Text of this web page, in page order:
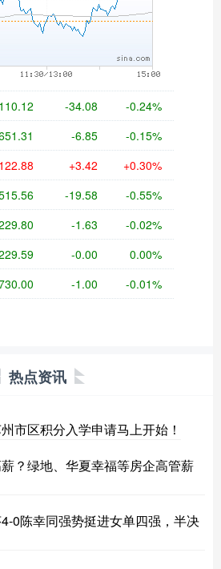
-34.08 -0.24%
-6.85 -0.15%
+3.42 +0.30%
-19.58 -0.55%
-1.63 -0.02%
-0.00 0.00%
-1.00 -0.01%
热点资讯
市区积分入学申请马上开始！
？绿地、华夏幸福等房企高管薪
0陈幸同强势挺进女单四强，半决